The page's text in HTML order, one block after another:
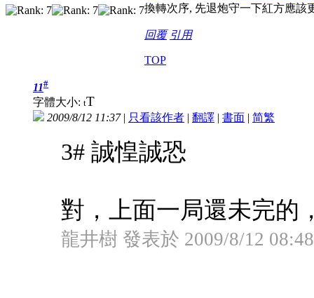
換轉次序, 先退炮守一下紅方應該
回覆 引用
TOP
11#
字體大小: tT
2009/8/12 11:37| 只看該作者 | 翻譯 | 書面 | 简繁
3# 誠惶誠恐
對，上面一局還未完的
龍井樹 發表於 2009/8/12 08:48